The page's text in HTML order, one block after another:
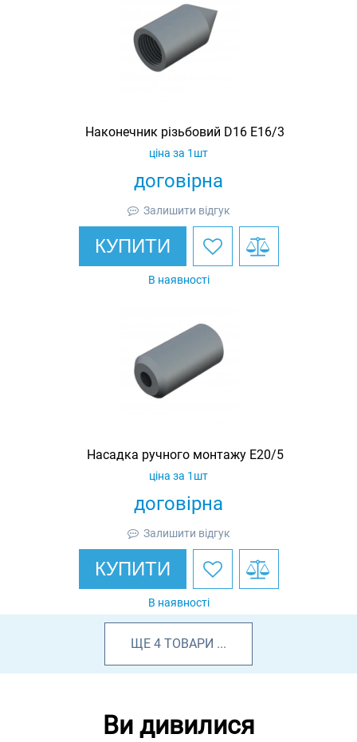
Наконечник різьбовий D16 E16/3
договірна
ціна за 1шт
Залишити відгук
КУПИТИ
В наявності
Насадка ручного монтажу E20/5
договірна
ціна за 1шт
Залишити відгук
КУПИТИ
В наявності
ЩЕ 4 ТОВАРИ ...
Ви дивилися